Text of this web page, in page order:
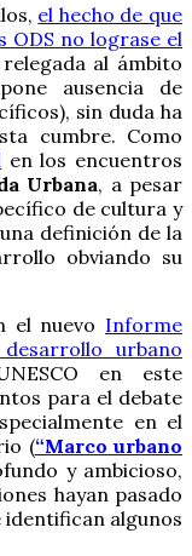
el hecho de que
ODS no lograse el
al ámbito
ausencia de
sin duda ha
cumbre. Como
en los encuentros
Urbana, a pesar
de cultura y
definición de la
obviando su
el nuevo Informe
urbano
en este
para el debate
en el
(“Marco urbano
y ambicioso,
hayan pasado
identifican algunos